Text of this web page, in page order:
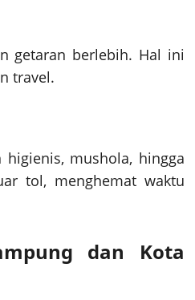
getaran berlebih. Hal ini
travel.
mushola, hingga
tol, menghemat waktu
dan Kota